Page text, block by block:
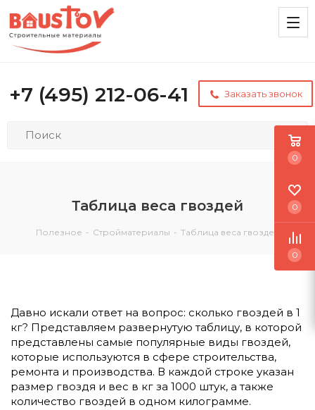
+7 (495) 212-06-41 Заказать звонок
Таблица веса гвоздей
Полезное - Стройматериалы - Таблица веса гвоздей
Давно искали ответ на вопрос: сколько гвоздей в 1
кг? Представляем развернутую таблицу, в которой
представлены самые популярные виды гвоздей,
которые используются в сфере строительства,
ремонта и производства. В каждой строке указан
размер гвоздя и вес в кг за 1000 штук, а также
количество гвоздей в одном килограмме.
0
0
0